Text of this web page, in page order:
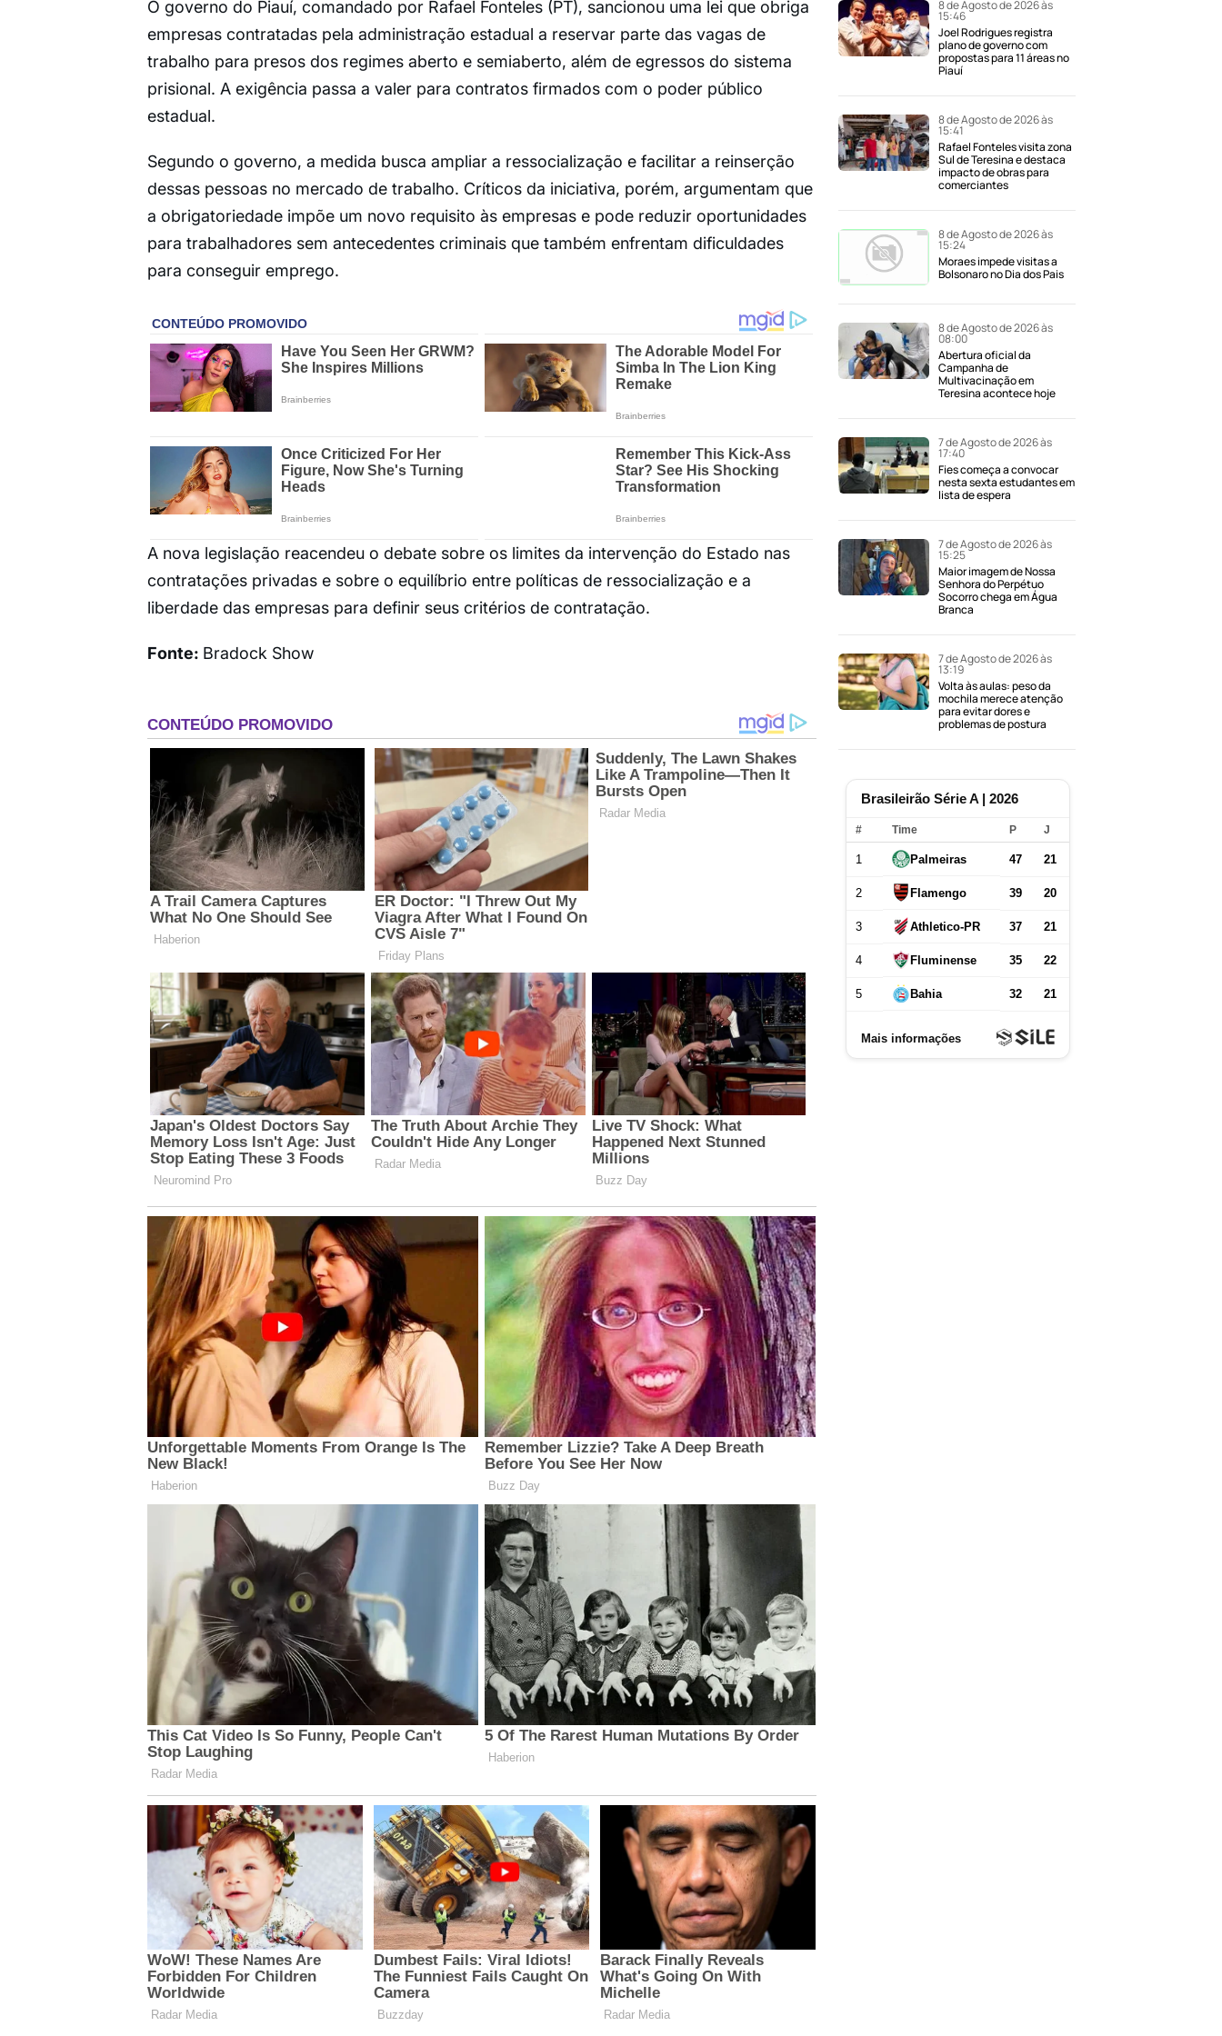
O governo do Piauí, comandado por Rafael Fonteles (PT), sancionou uma lei que obriga
empresas contratadas pela administração estadual a reservar parte das vagas de
trabalho para presos dos regimes aberto e semiaberto, além de egressos do sistema
prisional. A exigência passa a valer para contratos firmados com o poder público
estadual.
Segundo o governo, a medida busca ampliar a ressocialização e facilitar a reinserção
dessas pessoas no mercado de trabalho. Críticos da iniciativa, porém, argumentam que
a obrigatoriedade impõe um novo requisito às empresas e pode reduzir oportunidades
para trabalhadores sem antecedentes criminais que também enfrentam dificuldades
para conseguir emprego.
A nova legislação reacendeu o debate sobre os limites da intervenção do Estado nas
contratações privadas e sobre o equilíbrio entre políticas de ressocialização e a
liberdade das empresas para definir seus critérios de contratação.
Fonte: Bradock Show
8 de Agosto de 2026 às
15:46
Joel Rodrigues registra
plano de governo com
propostas para 11 áreas no
Piauí
8 de Agosto de 2026 às
15:41
Rafael Fonteles visita zona
Sul de Teresina e destaca
impacto de obras para
comerciantes
8 de Agosto de 2026 às
15:24
Moraes impede visitas a
Bolsonaro no Dia dos Pais
8 de Agosto de 2026 às
08:00
Abertura oficial da
Campanha de
Multivacinação em
Teresina acontece hoje
7 de Agosto de 2026 às
17:40
Fies começa a convocar
nesta sexta estudantes em
lista de espera
7 de Agosto de 2026 às
15:25
Maior imagem de Nossa
Senhora do Perpétuo
Socorro chega em Água
Branca
7 de Agosto de 2026 às
13:19
Volta às aulas: peso da
mochila merece atenção
para evitar dores e
problemas de postura